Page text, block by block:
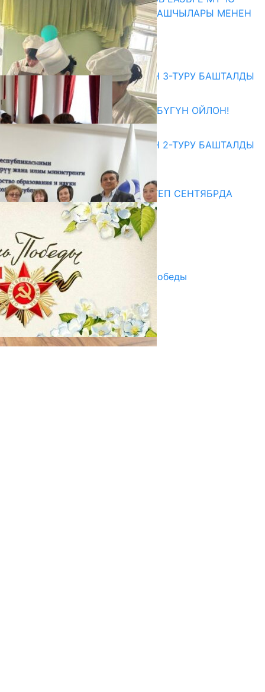
МАМЛЕКЕТТЕРДИН ӨКМӨТ БАШЧЫЛАРЫ МЕНЕН
ЖОЛУГУШТУ
07.08.2026
Абитуриент
ЖОЖДОРГО КАБЫЛ АЛУУНУН 3-ТУРУ БАШТАЛДЫ
27.07.2026
ӨЗҮҢДҮН КЕЛЕЧЕГИҢ ҮЧҮН БҮГҮН ОЙЛОН!
20.07.2026
ЖОЖДОРГО КАБЫЛ АЛУУНУН 2-ТУРУ БАШТАЛДЫ
20.07.2026
Медиа
СУЗАКТА 750 ОРУНДУУ МЕКТЕП СЕНТЯБРДА
ПАЙДАЛАНУУГА БЕРИЛЕТ
07.08.2025
Улуу Жеңиштин жандуу сөзү
29.04.2025
Награды в преддверии Дня Победы
29.04.2025